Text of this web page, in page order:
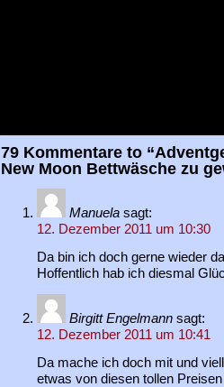
79 Kommentare to
New Moon Bettwäsche zu
Manuela sagt:
12. Dezember 2011 um 10:30
Da bin ich doch gerne wieder
Hoffentlich hab ich diesmal
Birgitt Engelmann sagt:
12. Dezember 2011 um 10:41
Da mache ich doch mit und
etwas von diesen tollen